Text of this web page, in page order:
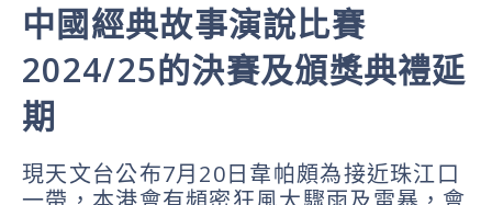
中國經典故事演說比賽
2024/25的決賽及頒獎典禮延
期
現天文台公布7月20日韋帕頗為接近珠江口